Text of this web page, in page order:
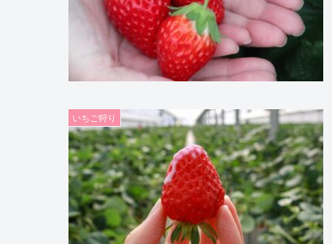
いちご狩り